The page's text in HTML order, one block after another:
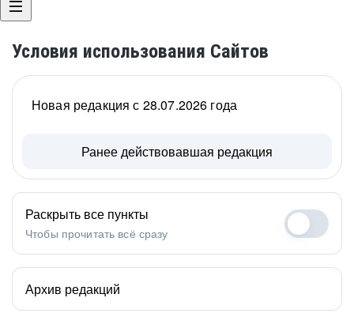
Условия использования Сайтов
Новая редакция с 28.07.2026 года
Ранее действовавшая редакция
Раскрыть все пункты
Чтобы прочитать всё сразу
Архив редакций